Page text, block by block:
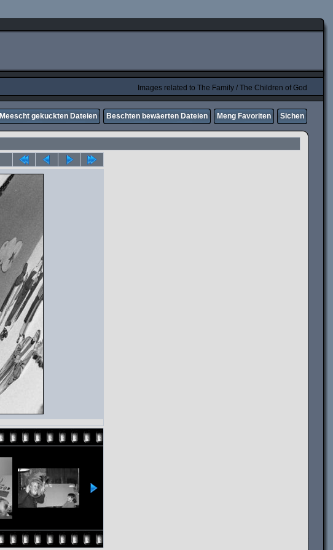
Images related to The Family / The Children of God
Meescht gekuckten Dateien Beschten bewäerten Dateien Meng Favoriten Sichen